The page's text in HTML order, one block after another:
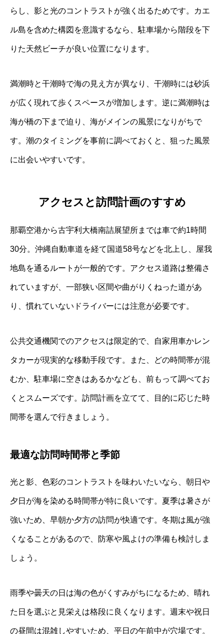
らし、影と光のコントラストが強く出るためです。カエ
ル島を含めた構図を意識するなら、駐車場から階段を下
りた天然ビーチが良い位置になります。
満潮時と干潮時で海の見え方が異なり、干潮時には砂浜
が広く現れて歩くスペースが増加します。逆に満潮時は
海が橋の下まで迫り、海がメインの風景になりがちで
す。潮のタイミングを事前に調べておくと、狙った風景
に出会いやすいです。
アクセスと訪問計画のすすめ
那覇空港から古宇利大橋南詰展望所までは車で約1時間
30分。沖縄自動車道を経て国道58号などを北上し、屋我
地島を通るルートが一般的です。アクセス道路は整備さ
れていますが、一部狭い区間や曲がりくねった道があ
り、慣れていないドライバーには注意が必要です。
公共交通機関でのアクセスは限定的で、自家用車かレン
タカーが現実的な移動手段です。また、どの時間帯が混
むか、駐車場に空きはあるかなども、前もって調べてお
くとスムーズです。訪問計画を立てて、目的に応じた時
間帯を選んで行きましょう。
最適な訪問時間帯と季節
光と影、色彩のコントラストを味わいたいなら、朝日や
夕日が海を染める時間帯が特に良いです。夏季は暑さが
強いため、早朝か夕方の訪問が快適です。冬期は風が強
くなることがあるので、防寒や風よけの準備も検討しま
しょう。
雨季や曇天の日は海の色がくすみがちになるため、晴れ
た日を選ぶと見栄えは格段に良くなります。週末や祝日
の昼間は混雑しやすいため、平日の午前中が穴場です。